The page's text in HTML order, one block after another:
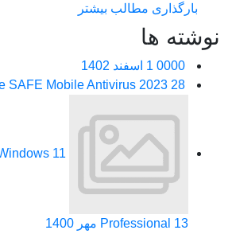
بارگذاری مطالب بیشتر
نوشته ها
0000 1 اسفند 1402
SAFE Mobile Antivirus 202328 بهمن 1400
Windows 11
Professional13 مهر 1400